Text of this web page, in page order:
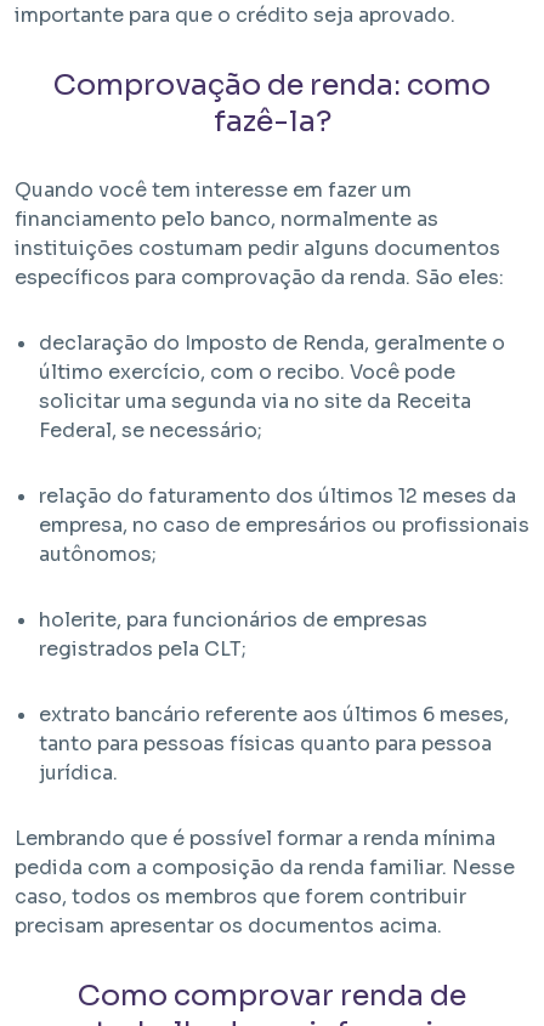
importante para que o crédito seja aprovado.
Comprovação de renda: como
fazê-la?
Quando você tem interesse em fazer um
financiamento pelo banco, normalmente as
instituições costumam pedir alguns documentos
específicos para comprovação da renda. São eles:
declaração do Imposto de Renda, geralmente o
último exercício, com o recibo. Você pode
solicitar uma segunda via no site da Receita
Federal, se necessário;
relação do faturamento dos últimos 12 meses da
empresa, no caso de empresários ou profissionais
autônomos;
holerite, para funcionários de empresas
registrados pela CLT;
extrato bancário referente aos últimos 6 meses,
tanto para pessoas físicas quanto para pessoa
jurídica.
Lembrando que é possível formar a renda mínima
pedida com a composição da renda familiar. Nesse
caso, todos os membros que forem contribuir
precisam apresentar os documentos acima.
Como comprovar renda de
Bem Viver Angélica
Barra Funda - São Paulo / SP
Projeto HMP e R2V